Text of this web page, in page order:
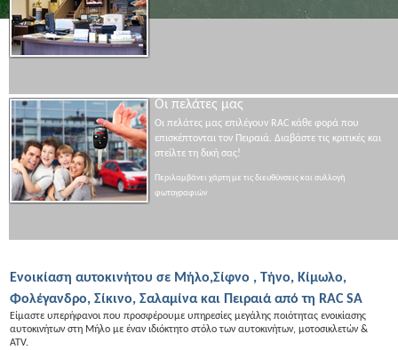
Οι πελάτες μας
Οι πελάτες μας επιλέγουν RAC κάθε φορά που
επισκέπτονται τον Πειραιά. Διαβάστε τις κριτικές και
στείλτε τη δική σας!
Περιλαμβάνει χάρτη με τις διευθύνσεις και συλλογή
φωτογραφιών
Ενοικίαση αυτοκινήτου σε Μήλο,Σίφνο , Τήνο, Κίμωλο,
Φολέγανδρο, Σίκινο, Σαλαμίνα και Πειραιά από τη RAC SA
Είμαστε υπερήφανοι που προσφέρουμε υπηρεσίες μεγάλης ποιότητας ενοικίασης
αυτοκινήτων στη Μήλο με έναν ιδιόκτητο στόλο των αυτοκινήτων, μοτοσικλετών &
ATV.